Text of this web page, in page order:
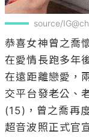
source/
恭喜女神曾之喬
在愛情長跑多年
在遠距離戀愛，
交平台發老公、
(15)，曾之喬再
超音波照正式官